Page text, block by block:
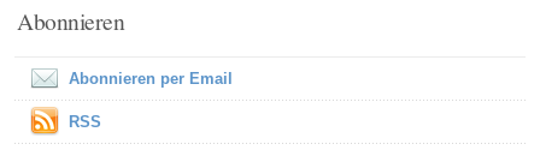
Abonnieren
Abonnieren per Email
RSS